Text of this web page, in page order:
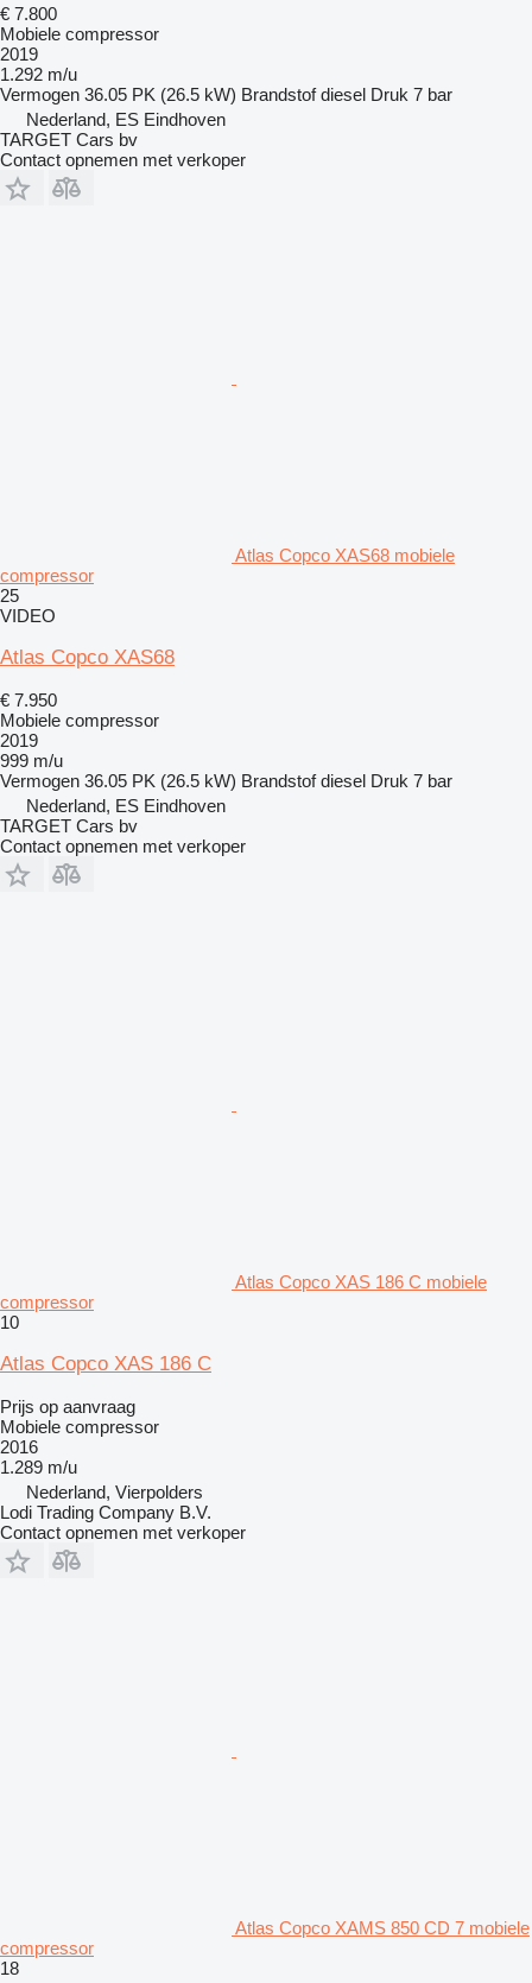
€ 7.800
Mobiele compressor
2019
1.292 m/u
Vermogen 36.05 PK (26.5 kW) Brandstof diesel Druk 7 bar
Nederland, ES Eindhoven
TARGET Cars bv
Contact opnemen met verkoper
Atlas Copco XAS68 mobiele
compressor
25
VIDEO
Atlas Copco XAS68
€ 7.950
Mobiele compressor
2019
999 m/u
Vermogen 36.05 PK (26.5 kW) Brandstof diesel Druk 7 bar
Nederland, ES Eindhoven
TARGET Cars bv
Contact opnemen met verkoper
Atlas Copco XAS 186 C mobiele
compressor
10
Atlas Copco XAS 186 C
Prijs op aanvraag
Mobiele compressor
2016
1.289 m/u
Nederland, Vierpolders
Lodi Trading Company B.V.
Contact opnemen met verkoper
Atlas Copco XAMS 850 CD 7 mobiele
compressor
18